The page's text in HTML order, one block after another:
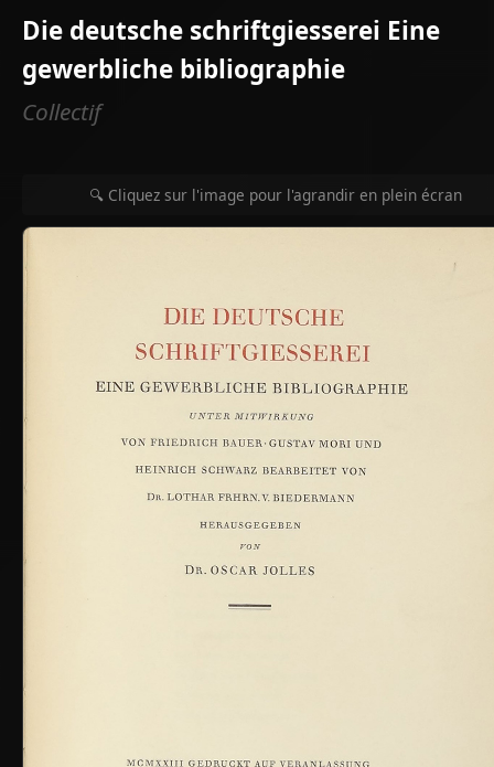
Die deutsche schriftgiesserei Eine
gewerbliche bibliographie
Collectif
🔍 Cliquez sur l'image pour l'agrandir en plein écran